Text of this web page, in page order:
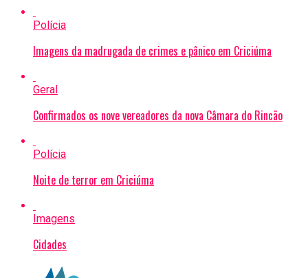
Polícia
Imagens da madrugada de crimes e pânico em Criciúma
Geral
Confirmados os nove vereadores da nova Câmara do Rincão
Polícia
Noite de terror em Criciúma
Imagens
Cidades